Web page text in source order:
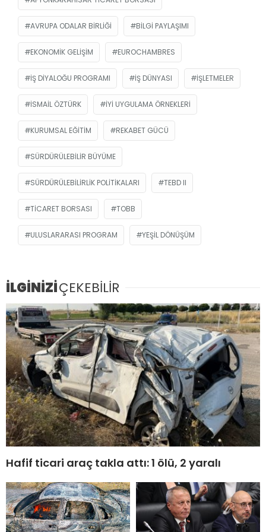
AVRUPA ODALAR BIRLIĞI BILGI PAYLAŞIMI
EKONOMIK GELIŞIM EUROCHAMBRES
IŞ DIYALOĞU PROGRAMI IŞ DÜNYASI IŞLETMELER
İSMAIL ÖZTÜRK IYI UYGULAMA ÖRNEKLERI
KURUMSAL EĞITIM REKABET GÜCÜ
SÜRDÜRÜLEBILIR BÜYÜME
SÜRDÜRÜLEBILIRLIK POLITIKALARI TEBD II
TICARET BORSASI TOBB
ULUSLARARASI PROGRAM YEŞIL DÖNÜŞÜM
İLGİNİZİÇEKEBİLİR
Hafif ticari araç takla attı: 1 ölü, 2 yaralı